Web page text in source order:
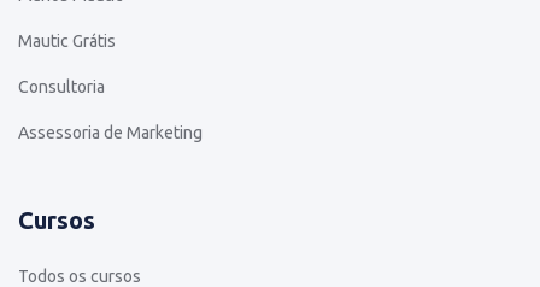
Mautic Grátis
Consultoria
Assessoria de Marketing
Cursos
Todos os cursos